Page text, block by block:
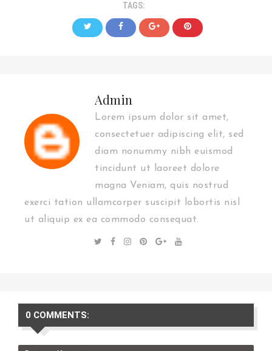
TAGS:
Admin
Lorem ipsum dolor sit amet,
consectetuer adipiscing elit, sed
diam nonummy nibh euismod
tincidunt ut laoreet dolore
magna Veniam, quis nostrud
exerci tation ullamcorper suscipit lobortis nisl
ut aliquip ex ea commodo consequat.
0 COMMENTS: